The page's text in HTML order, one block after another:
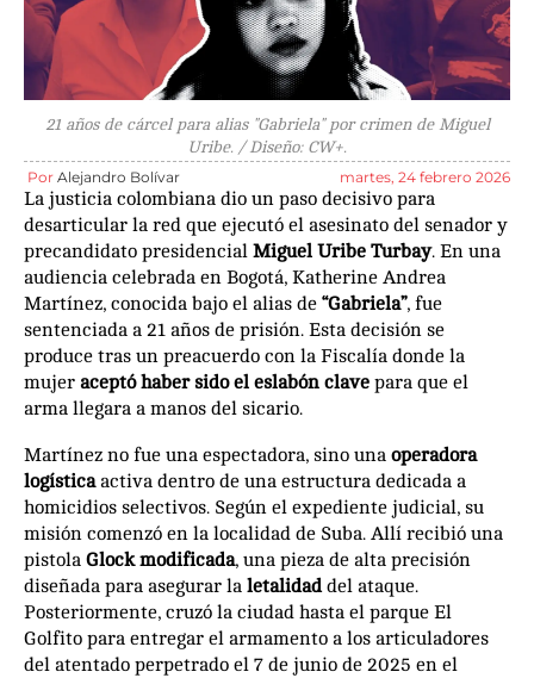
21 años de cárcel para alias "Gabriela" por crimen de Miguel
Uribe. / Diseño: CW+.
Por Alejandro Bolívar martes, 24 febrero 2026
La justicia colombiana dio un paso decisivo para
desarticular la red que ejecutó el asesinato del senador y
precandidato presidencial Miguel Uribe Turbay. En una
audiencia celebrada en Bogotá, Katherine Andrea
Martínez, conocida bajo el alias de “Gabriela”, fue
sentenciada a 21 años de prisión. Esta decisión se
produce tras un preacuerdo con la Fiscalía donde la
mujer aceptó haber sido el eslabón clave para que el
arma llegara a manos del sicario.
Martínez no fue una espectadora, sino una operadora
logísticaactiva dentro de una estructura dedicada a
homicidios selectivos. Según el expediente judicial, su
misión comenzó en la localidad de Suba. Allí recibió una
pistola Glock modificada, una pieza de alta precisión
diseñada para asegurar la letalidaddel ataque.
Posteriormente, cruzó la ciudad hasta el parque El
Golfito para entregar el armamento a los articuladores
del atentado perpetrado el 7 de junio de 2025 en el